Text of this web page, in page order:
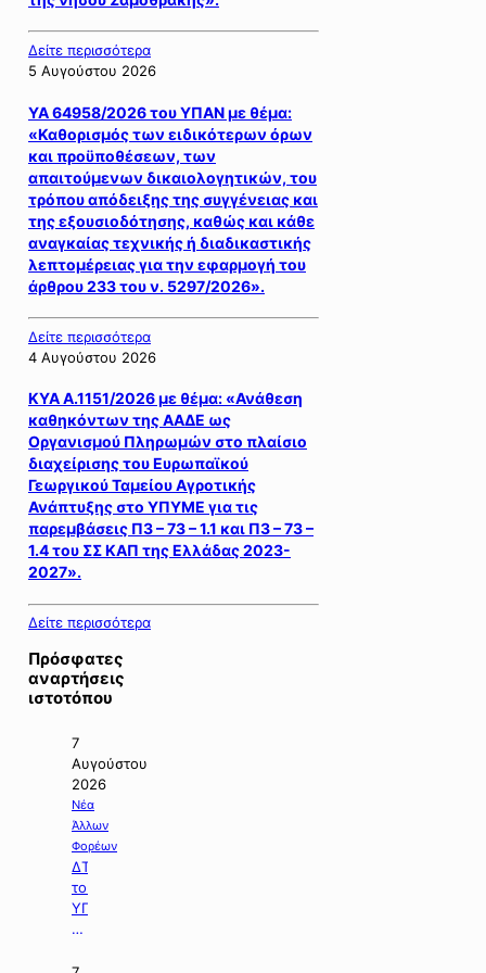
Δείτε περισσότερα
5 Αυγούστου 2026
ΥΑ 64958/2026 του ΥΠΑΝ με θέμα:
«Καθορισμός των ειδικότερων όρων
και προϋποθέσεων, των
απαιτούμενων δικαιολογητικών, του
τρόπου απόδειξης της συγγένειας και
της εξουσιοδότησης, καθώς και κάθε
αναγκαίας τεχνικής ή διαδικαστικής
λεπτομέρειας για την εφαρμογή του
άρθρου 233 του ν. 5297/2026».
Δείτε περισσότερα
4 Αυγούστου 2026
ΚΥΑ Α.1151/2026 με θέμα: «Ανάθεση
καθηκόντων της ΑΑΔΕ ως
Οργανισμού Πληρωμών στο πλαίσιο
διαχείρισης του Ευρωπαϊκού
Γεωργικού Ταμείου Αγροτικής
Ανάπτυξης στο ΥΠΥΜΕ για τις
παρεμβάσεις Π3 – 73 – 1.1 και Π3 – 73 –
1.4 του ΣΣ ΚΑΠ της Ελλάδας 2023-
2027».
Δείτε περισσότερα
Πρόσφατες
αναρτήσεις
ιστοτόπου
7
Αυγούστου
2026
Νέα
Άλλων
Φορέων
ΔΤ
του
ΥΠΠΕΝ
με